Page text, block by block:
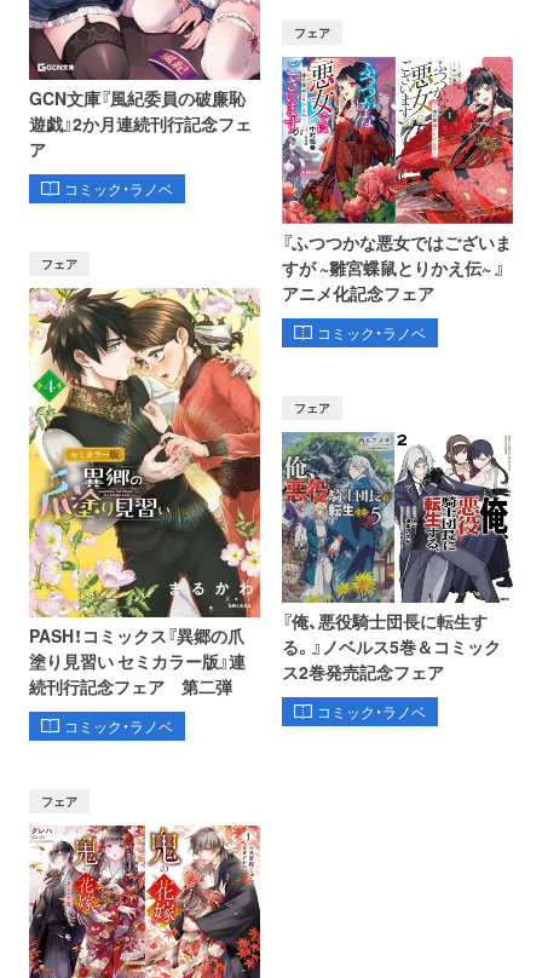
GCN文庫『風紀委員の破廉恥
遊戯』2か月連続刊行記念フェ
ア
コミック・ラノベ
フェア
PASH！コミックス『異郷の爪
塗り見習い セミカラー版』連
続刊行記念フェア 第二弾
コミック・ラノベ
フェア
『ふつつかな悪女ではございま
すが ~雛宮蝶鼠とりかえ伝~ 』
アニメ化記念フェア
コミック・ラノベ
フェア
フェア
『俺、悪役騎士団長に転生す
る。』ノベルス5巻＆コミック
ス2巻発売記念フェア
コミック・ラノベ